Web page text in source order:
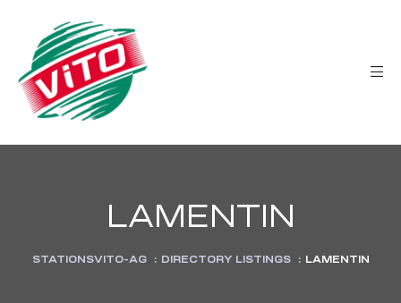
LAMENTIN
STATIONSVITO-AG : DIRECTORY LISTINGS : LAMENTIN